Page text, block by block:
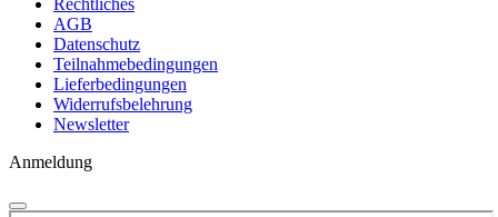
AGB
Datenschutz
Teilnahmebedingungen
Lieferbedingungen
Widerrufsbelehrung
Newsletter
Anmeldung